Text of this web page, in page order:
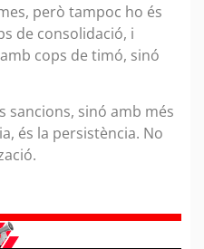
però tampoc ho és
de consolidació, i
cops de timó, sinó
sancions, sinó amb més
és la persistència. No